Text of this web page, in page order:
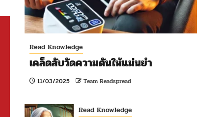
Read Knowledge
เคล็ดลับวัดความดันให้แม่นยำ
11/03/2025 Team Readspread
Read Knowledge